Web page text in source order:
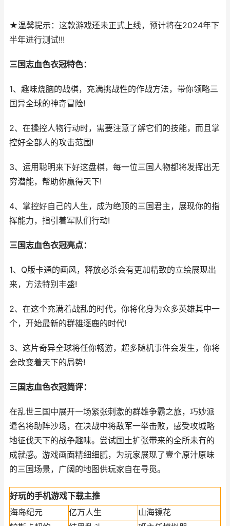
★温馨提示：这款游戏还未正式上线，预计将在2024年下
半年进行测试!!!
三国志血色衣冠特色：
1、趣味烧脑的战棋，充满挑战性的作战方法，带你领略三
国异全球的神奇冒险!
2、在操控人物行动时，需要注意了解它们的技能，而且掌
控好全部人的攻击范围!
3、运用聪明来下好这盘棋，每一位三国人物都将发挥出无
穷潜能，帮助你赢得天下!
4、掌控好自己的人生，成为绝顶的三国君主，展现你的指
挥能力，指引着军队们行动!
三国志血色衣冠亮点：
1、Q版卡通的画风，释放必杀会有更加精致的立绘展现出
来，方法特别丰盛!
2、在这个充满着战乱的时代，你将化身为众多英雄其中一
个，开始最新的群雄逐鹿的时代!
3、这片奇异全球将任你畅游，超多随机事件会发生，你将
会改变着天下的局势!
三国志血色衣冠简评：
在乱世三国中展开一场紧张刺激的群雄争霸之旅，巧妙派
遣名将助阵沙场，在决战中将敌军一举击败，感受攻城略
地征伐天下的战争趣味。尝试国土扩张带来的全所未有的
成就感。游戏画面精细细腻，为玩家展现了壹个原汁原味
的三国场景，广阔的地图供玩家自在寻觅。
好玩的手机游戏下载主推
海岛纪元
亿万人生
山海镜花